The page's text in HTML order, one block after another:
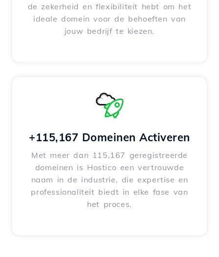
de zekerheid en flexibiliteit hebt om het
ideale domein voor de behoeften van
jouw bedrijf te kiezen.
+115,167 Domeinen Activeren
Met meer dan 115,167 geregistreerde
domeinen is Hostico een vertrouwde
naam in de industrie, die expertise en
professionaliteit biedt in elke fase van
het proces.